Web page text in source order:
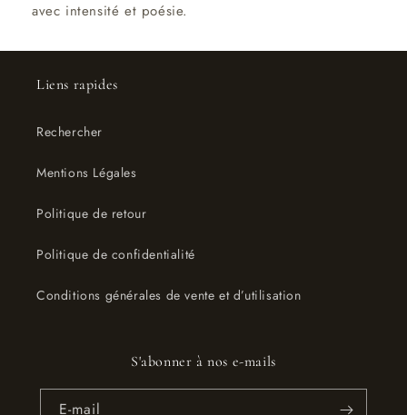
avec intensité et poésie.
Liens rapides
Rechercher
Mentions Légales
Politique de retour
Politique de confidentialité
Conditions générales de vente et d’utilisation
S'abonner à nos e-mails
E-mail